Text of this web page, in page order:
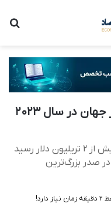
بزرگ‌ترین صادرکنندگان غذا در جهان در سال ۲۰۲۳
صادرات جهانی غذا در سال 2023 به بیش از 2 تریلیون دلار رسید
در صدر بزرگ‌ترین